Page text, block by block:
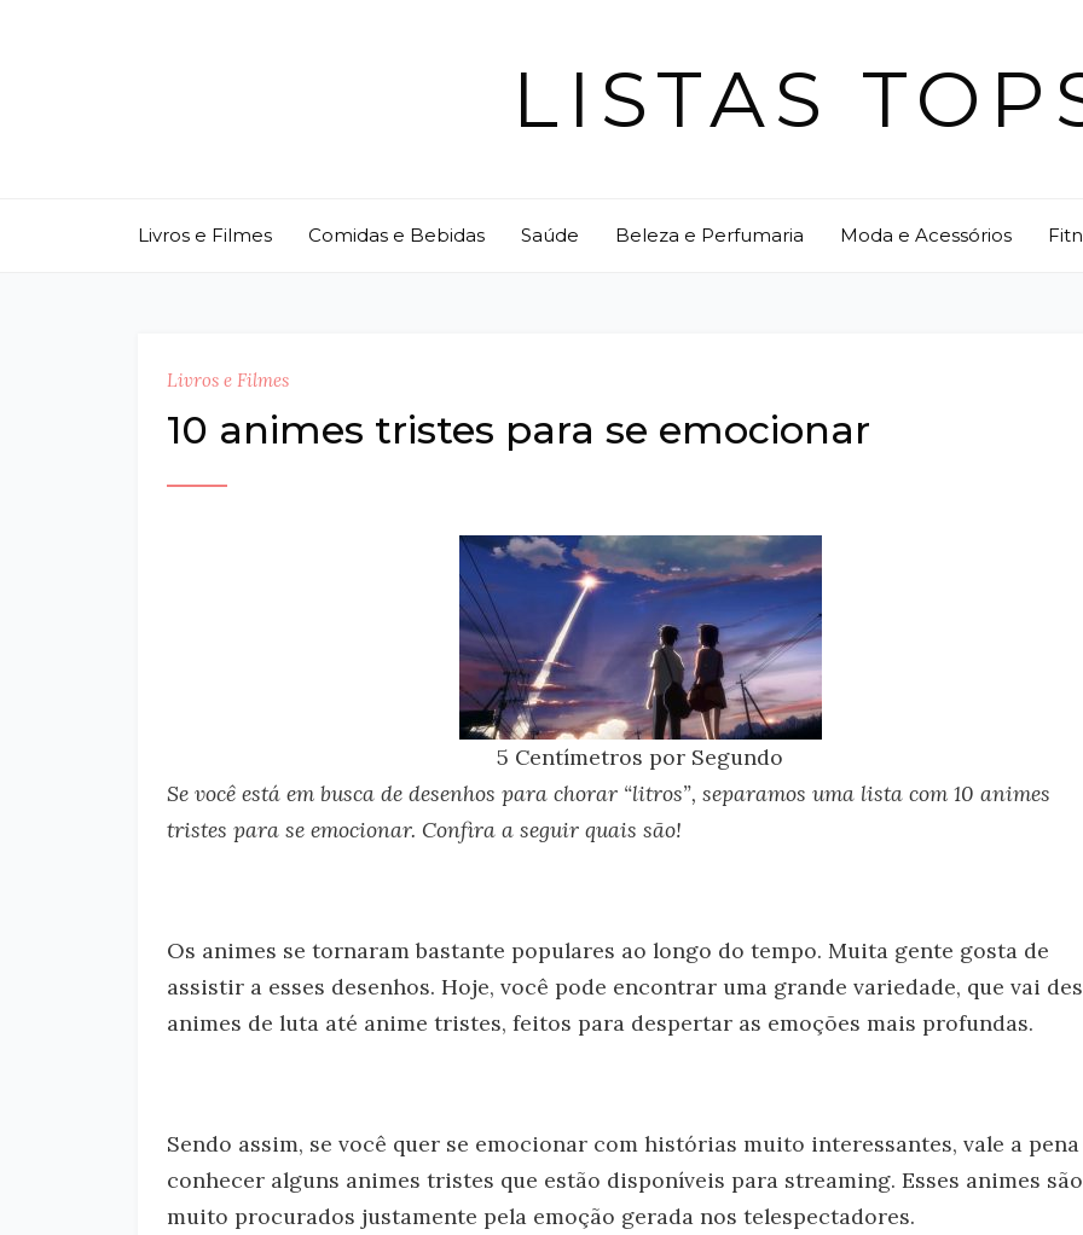
LISTAS
Livros e Filmes Comidas e Bebidas Saúde Beleza e Perfumaria Moda e Acessórios
Livros e Filmes
10 animes tristes para se emocionar
5 Centímetros por Segundo
Se você está em busca de desenhos para chorar “litros”, separamos uma lista com 10 animes
tristes para se emocionar. Confira a seguir quais são!
Os animes se tornaram bastante populares ao longo do tempo. Muita gente gosta de
assistir a esses desenhos. Hoje, você pode encontrar uma grande variedade, que vai
animes de luta até anime tristes, feitos para despertar as emoções mais profundas.
Sendo assim, se você quer se emocionar com histórias muito interessantes, vale a pena
conhecer alguns animes tristes que estão disponíveis para streaming. Esses animes são
muito procurados justamente pela emoção gerada nos telespectadores.